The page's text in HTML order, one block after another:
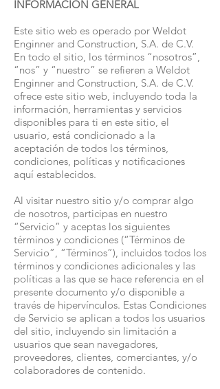
INFORMACIÓN GENERAL
Este sitio web es operado por Weldot
Enginner and Construction, S.A. de C.V.
En todo el sitio, los términos “nosotros”,
“nos” y “nuestro” se refieren a Weldot
Enginner and Construction, S.A. de C.V.
ofrece este sitio web, incluyendo toda la
información, herramientas y servicios
disponibles para ti en este sitio, el
usuario, está condicionado a la
aceptación de todos los términos,
condiciones, políticas y notificaciones
aquí establecidos.
Al visitar nuestro sitio y/o comprar algo
de nosotros, participas en nuestro
“Servicio” y aceptas los siguientes
términos y condiciones (“Términos de
Servicio”, “Términos”), incluidos todos los
términos y condiciones adicionales y las
políticas a las que se hace referencia en el
presente documento y/o disponible a
través de hipervínculos. Estas Condiciones
de Servicio se aplican a todos los usuarios
del sitio, incluyendo sin limitación a
usuarios que sean navegadores,
proveedores, clientes, comerciantes, y/o
colaboradores de contenido.